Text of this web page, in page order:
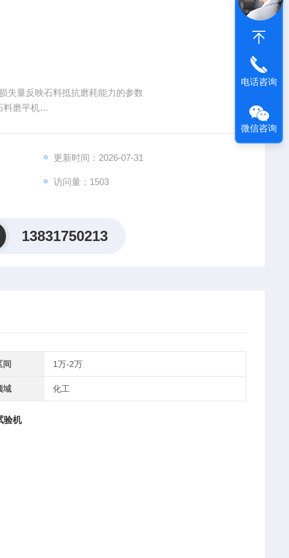
失量反映石料抵抗磨耗能力的参数
料磨平机
更新时间：2026-07-31
访问量：1503
13831750213
间 1万-2万
域 化工
验机
电话咨询
微信咨询